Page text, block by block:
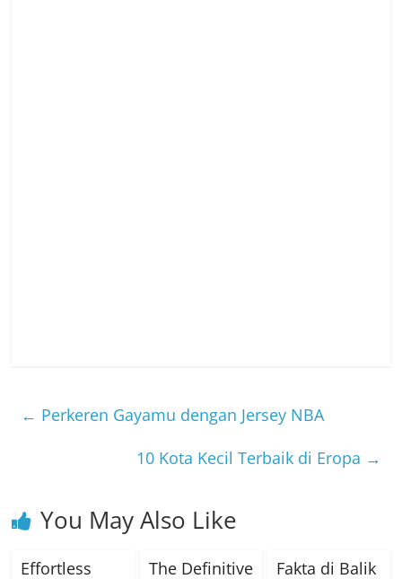
← Perkeren Gayamu dengan Jersey NBA
10 Kota Kecil Terbaik di Eropa →
You May Also Like
Effortless
The Definitive
Fakta di Balik